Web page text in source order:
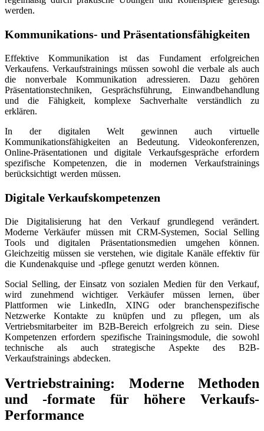
werden.
Kommunikations- und Präsentationsfähigkeiten
Effektive Kommunikation ist das Fundament erfolgreichen
Verkaufens. Verkaufstrainings müssen sowohl die verbale als auch
die nonverbale Kommunikation adressieren. Dazu gehören
Präsentationstechniken, Gesprächsführung, Einwandbehandlung
und die Fähigkeit, komplexe Sachverhalte verständlich zu
erklären.
In der digitalen Welt gewinnen auch virtuelle
Kommunikationsfähigkeiten an Bedeutung. Videokonferenzen,
Online-Präsentationen und digitale Verkaufsgespräche erfordern
spezifische Kompetenzen, die in modernen Verkaufstrainings
berücksichtigt werden müssen.
Digitale Verkaufskompetenzen
Die Digitalisierung hat den Verkauf grundlegend verändert.
Moderne Verkäufer müssen mit CRM-Systemen, Social Selling
Tools und digitalen Präsentationsmedien umgehen können.
Gleichzeitig müssen sie verstehen, wie digitale Kanäle effektiv für
die Kundenakquise und -pflege genutzt werden können.
Social Selling, der Einsatz von sozialen Medien für den Verkauf,
wird zunehmend wichtiger. Verkäufer müssen lernen, über
Plattformen wie LinkedIn, XING oder branchenspezifische
Netzwerke Kontakte zu knüpfen und zu pflegen, um als
Vertriebsmitarbeiter im B2B-Bereich erfolgreich zu sein. Diese
Kompetenzen erfordern spezifische Trainingsmodule, die sowohl
technische als auch strategische Aspekte des B2B-
Verkaufstrainings abdecken.
Vertriebstraining: Moderne Methoden
und -formate für höhere Verkaufs-
Performance